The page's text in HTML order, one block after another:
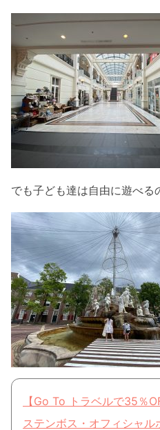
でも子ども達は自由に遊べる
【Go To トラベルで35％
ステンボス・オフィシャ